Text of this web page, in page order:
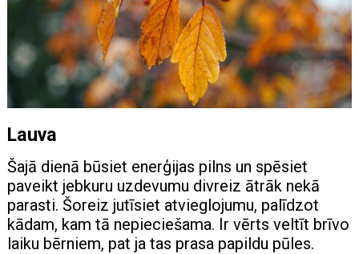
Lauva
Šajā dienā būsiet enerģijas pilns un spēsiet
paveikt jebkuru uzdevumu divreiz ātrāk nekā
parasti. Šoreiz jutīsiet atvieglojumu, palīdzot
kādam, kam tā nepieciešama. Ir vērts veltīt brīvo
laiku bērniem, pat ja tas prasa papildu pūles.